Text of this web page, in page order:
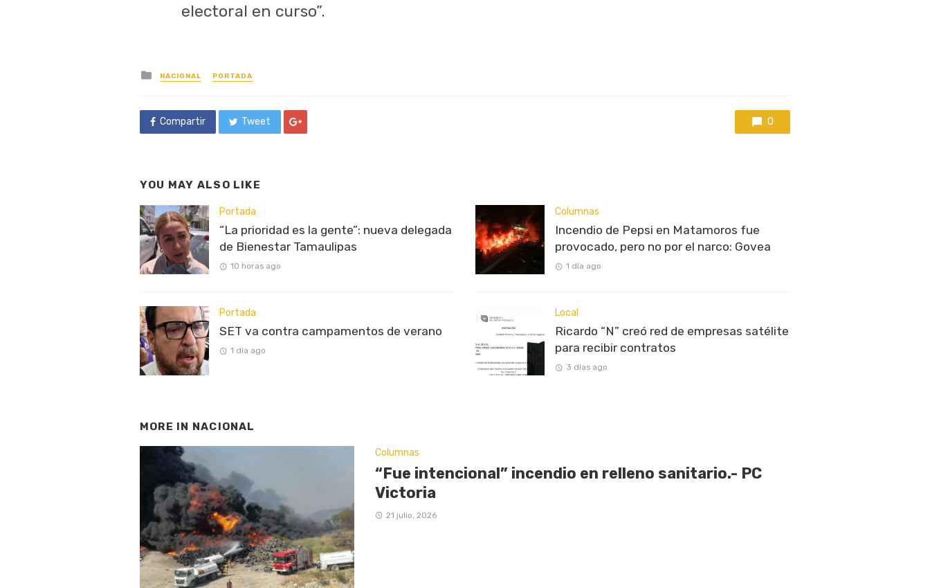
electoral en curso”.
Posted
in
NACIONAL PORTADA
Compartir Tweet 0
YOU MAY ALSO LIKE
Portada
“La prioridad es la gente”: nueva delegada
de Bienestar Tamaulipas
10 horas ago
Portada
SET va contra campamentos de verano
1 día ago
Columnas
Incendio de Pepsi en Matamoros fue
provocado, pero no por el narco: Govea
1 día ago
Local
Ricardo “N” creó red de empresas satélite
para recibir contratos
3 días ago
MORE IN NACIONAL
Columnas
“Fue intencional” incendio en relleno sanitario.- PC
Victoria
21 julio, 2026